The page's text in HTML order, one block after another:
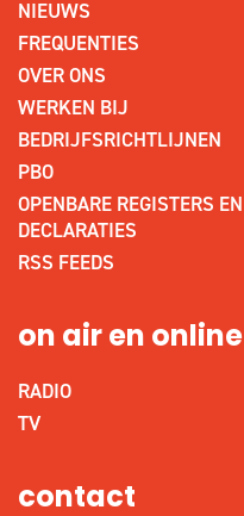
NIEUWS
FREQUENTIES
OVER ONS
WERKEN BIJ
BEDRIJFSRICHTLIJNEN
PBO
OPENBARE REGISTERS EN
DECLARATIES
RSS FEEDS
on air en online
RADIO
TV
contact